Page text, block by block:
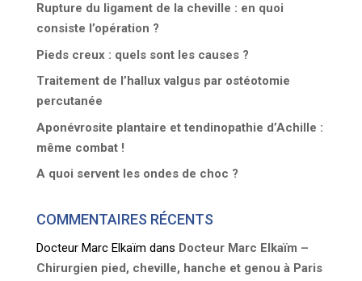
Rupture du ligament de la cheville : en quoi
consiste l’opération ?
Pieds creux : quels sont les causes ?
Traitement de l’hallux valgus par ostéotomie
percutanée
Aponévrosite plantaire et tendinopathie d’Achille :
même combat !
A quoi servent les ondes de choc ?
COMMENTAIRES RÉCENTS
Docteur Marc Elkaïm dans Docteur Marc Elkaïm –
Chirurgien pied, cheville, hanche et genou à Paris